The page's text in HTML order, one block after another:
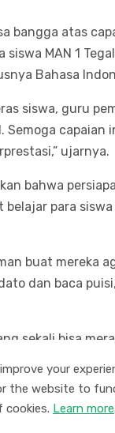
bangga atas
MAN 1
Bahasa
siswa, guru
Semoga capaian
ujarnya.
bahwa
para
buat mereka
dan baca
sekali bisa
depan semakin
your
the website to
cookies. Learn more.